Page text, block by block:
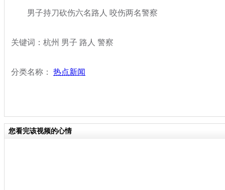
男子持刀砍伤六名路人 咬伤两名警察
关键词：杭州 男子 路人 警察
分类名称： 热点新闻
您看完该视频的心情